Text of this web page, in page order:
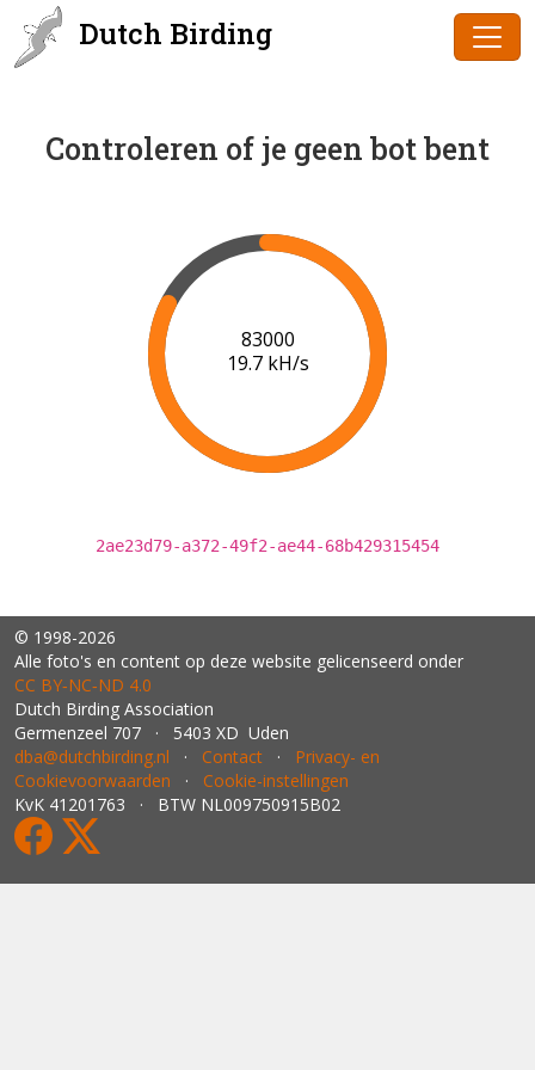
Dutch Birding
Controleren of je geen bot bent
85000
19.7 kH/s
2ae23d79-a372-49f2-ae44-68b429315454
© 1998-2026
Alle foto's en content op deze website gelicenseerd onder
CC BY‑NC‑ND 4.0
Dutch Birding Association
Germenzeel 707 · 5403 XD Uden
dba@dutchbirding.nl · Contact · Privacy- en
Cookievoorwaarden · Cookie-instellingen
KvK 41201763 · BTW NL009750915B02